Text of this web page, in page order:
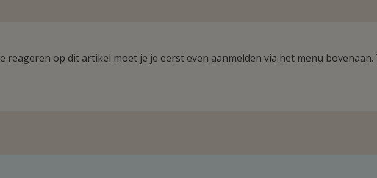
reageren op dit artikel moet je je eerst even aanmelden via het menu